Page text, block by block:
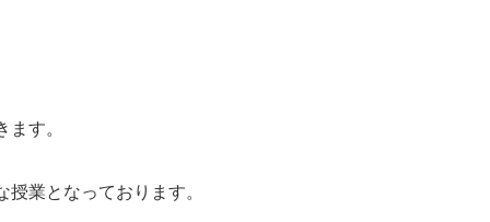
す。
業となっております。